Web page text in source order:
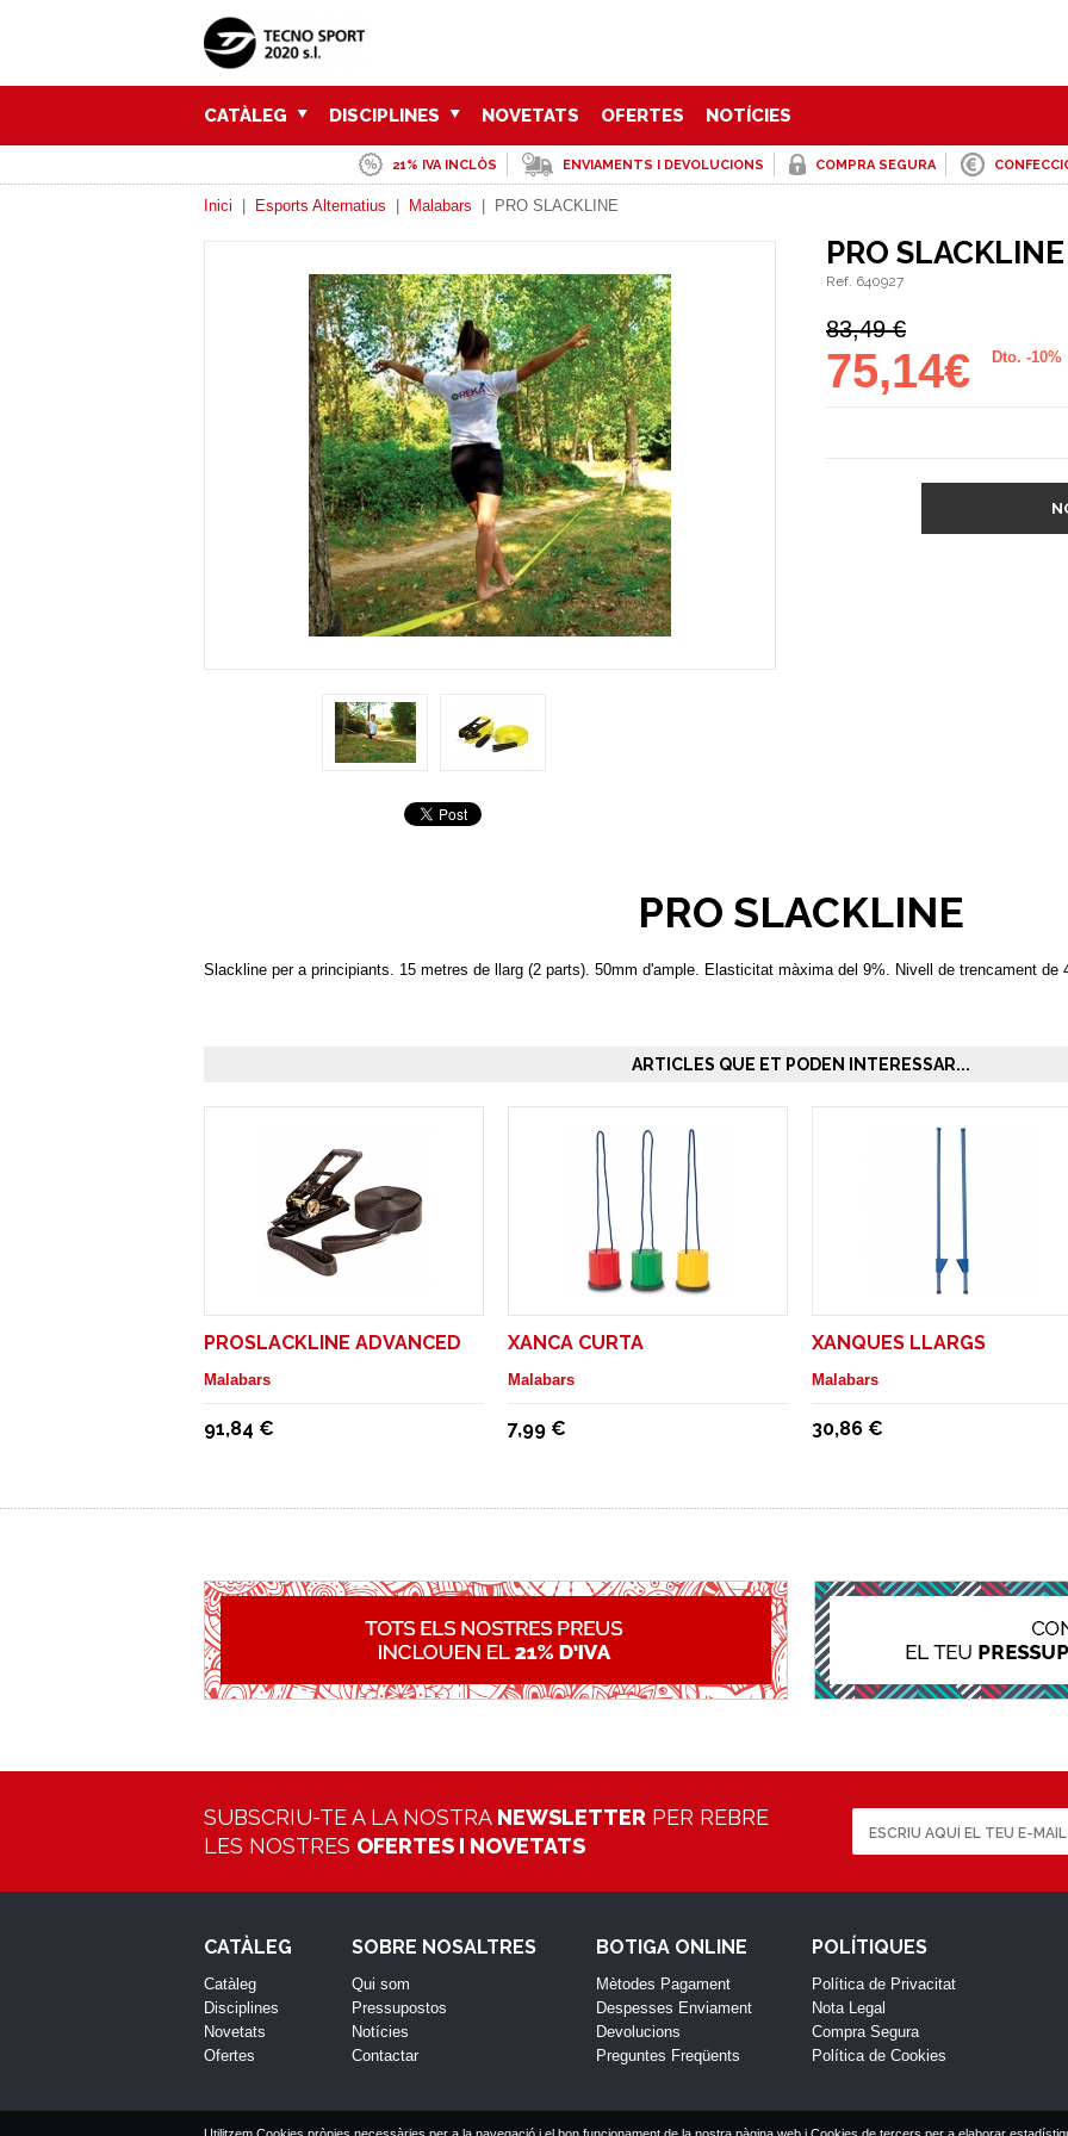
CATÀLEG DISCIPLINES NOVETATS OFERTES NOTÍCIES
21% IVA INCLÒS ENVIAMENTS I DEVOLUCIONS COMPRA SEGURA
Inici Esports Alternatius Malabars PRO SLACKLINE
PRO SLACKLINE
Ref. 640927
83,49 €
75,14€ Dto. -10%
PRO SLACKLINE
Slackline per a principiants. 15 metres de llarg (2 parts). 50mm d'ample. Elasticitat màxima del 9%. Nivell de trencament de
ARTICLES QUE ET PODEN INTERESSAR...
PROSLACKLINE ADVANCED
Malabars
91,84 €
XANCA CURTA
Malabars
7,99 €
XANQUES LLARGS
Malabars
30,86 €
SUBSCRIU-TE A LA NOSTRA NEWSLETTER PER REBRE
LES NOSTRES OFERTES I NOVETATS
CATÀLEG
Catàleg
Disciplines
Novetats
Ofertes
SOBRE NOSALTRES
Qui som
Pressupostos
Notícies
Contactar
BOTIGA ONLINE
Mètodes Pagament
Despesses Enviament
Devolucions
Preguntes Freqüents
POLÍTIQUES
Política de Privacitat
Nota Legal
Compra Segura
Política de Cookies